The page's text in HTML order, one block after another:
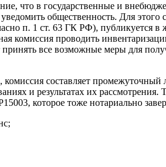
что в государственные и
общественность. Для
п. 1 ст. 63 ГК РФ), публикуется
комиссия проводить
все возможные меры для
комиссия составляет
и результатах их
которое тоже нотариально